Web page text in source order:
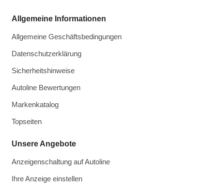
Allgemeine Informationen
Allgemeine Geschäftsbedingungen
Datenschutzerklärung
Sicherheitshinweise
Autoline Bewertungen
Markenkatalog
Topseiten
Unsere Angebote
Anzeigenschaltung auf Autoline
Ihre Anzeige einstellen